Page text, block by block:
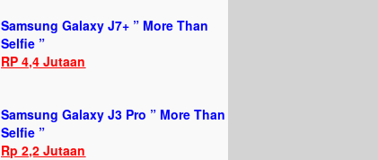
Samsung Galaxy J7+ ” More Than
Selfie ”
RP 4,4 Jutaan
Samsung Galaxy J3 Pro ” More Than
Selfie ”
Rp 2,2 Jutaan